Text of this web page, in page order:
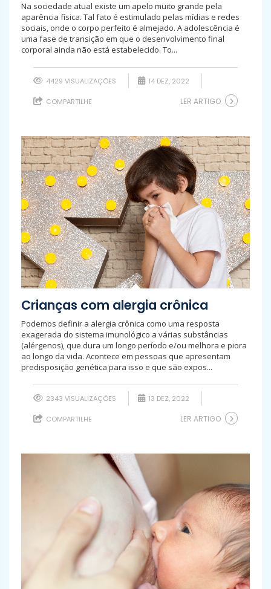
Na sociedade atual existe um apelo muito grande pela
aparência física. Tal fato é estimulado pelas mídias e redes
sociais, onde o corpo perfeito é almejado. A adolescência é
uma fase de transição em que o desenvolvimento final
corporal ainda não está estabelecido. To...
4429 VISUALIZAÇÕES 14 DEZ, 2022
COMPARTILHE LER ARTIGO
Crianças com alergia crônica
Podemos definir a alergia crônica como uma resposta
exagerada do sistema imunológico a várias substâncias
(alérgenos), que dura um longo período e/ou melhora e piora
ao longo da vida. Acontece em pessoas que apresentam
predisposição genética para isso e que são expos...
2343 VISUALIZAÇÕES 13 DEZ, 2022
COMPARTILHE LER ARTIGO